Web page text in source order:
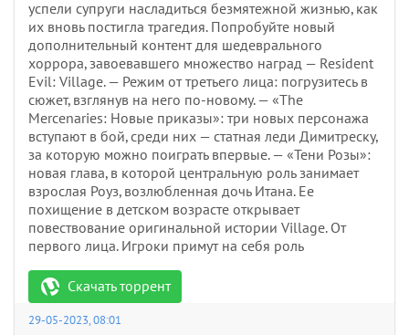
успели супруги насладиться безмятежной жизнью, как
их вновь постигла трагедия. Попробуйте новый
дополнительный контент для шедеврального
хоррора, завоевавшего множество наград — Resident
Evil: Village. — Режим от третьего лица: погрузитесь в
сюжет, взглянув на него по-новому. — «The
Mercenaries: Новые приказы»: три новых персонажа
вступают в бой, среди них — статная леди Димитреску,
за которую можно поиграть впервые. — «Тени Розы»:
новая глава, в которой центральную роль занимает
взрослая Роуз, возлюбленная дочь Итана. Ее
похищение в детском возрасте открывает
повествование оригинальной истории Village. От
первого лица. Игроки примут на себя роль
Скачать торрент
29-05-2023, 08:01